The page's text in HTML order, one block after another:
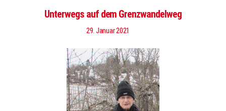
Unterwegs auf dem Grenzwandelweg
29. Januar 2021